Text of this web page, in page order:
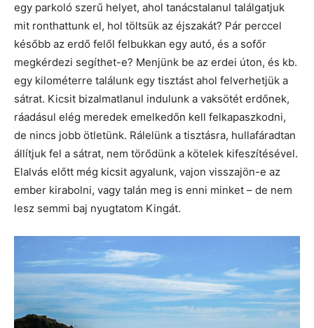
egy parkoló szerű helyet, ahol tanácstalanul találgatjuk
mit ronthattunk el, hol töltsük az éjszakát? Pár perccel
később az erdő felől felbukkan egy autó, és a sofőr
megkérdezi segíthet-e? Menjünk be az erdei úton, és kb.
egy kilométerre találunk egy tisztást ahol felverhetjük a
sátrat. Kicsit bizalmatlanul indulunk a vaksötét erdőnek,
ráadásul elég meredek emelkedőn kell felkapaszkodni,
de nincs jobb ötletünk. Rálelünk a tisztásra, hullafáradtan
állítjuk fel a sátrat, nem törődünk a kötelek kifeszítésével.
Elalvás előtt még kicsit agyalunk, vajon visszajön-e az
ember kirabolni, vagy talán meg is enni minket – de nem
lesz semmi baj nyugtatom Kingát.